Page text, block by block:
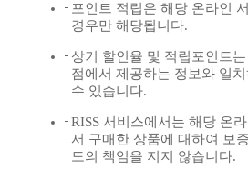
포인트 적립은 해당 온라인
경우만 해당됩니다.
상기 할인율 및 적립포인트는
점에서 제공하는 정보와 일
수 있습니다.
RISS 서비스에서는 해당 온라
서 구매한 상품에 대하여 보
도의 책임을 지지 않습니다.